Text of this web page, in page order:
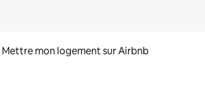
Mettre mon logement sur Airbnb